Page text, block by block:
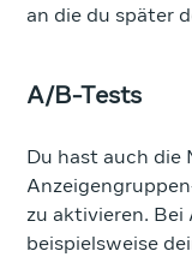
an die du später
A/B-Tests
Du hast auch die
zu aktivieren. Bei
beispielsweise